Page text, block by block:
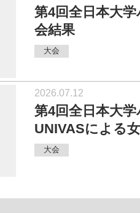
第4回全日本大
会結果
大会
2026.07.12
第4回全日本大
UNIVASによる
大会